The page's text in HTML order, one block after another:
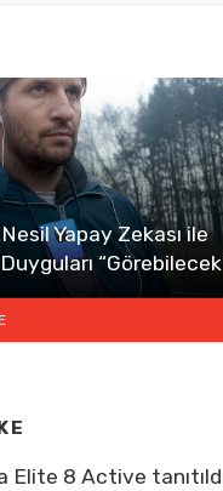
Yapay Zekası ile
Elite 8 Active